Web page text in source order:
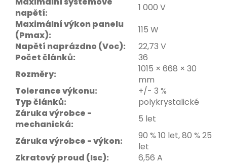
napětí:
1 000 V
Maximální výkon panelu
(Pmax):
115 W
Napětí naprázdno (Voc):
22,73 V
Počet článků:
36
Rozměry:
1015 × 668 × 30
mm
Tolerance výkonu:
+/- 3 %
Typ článků:
polykrystalické
Záruka výrobce -
mechanická:
5 let
Záruka výrobce - výkon:
90 % 10 let, 80 % 25
let
Zkratový proud (Isc):
6,56 A